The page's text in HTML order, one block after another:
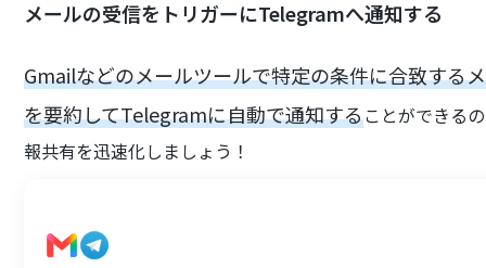
メールの受信をトリガーにTelegramへ通知する
Gmailなどのメールツールで特定の条件に合致する
を要約してTelegramに自動で通知することができる
報共有を迅速化しましょう！